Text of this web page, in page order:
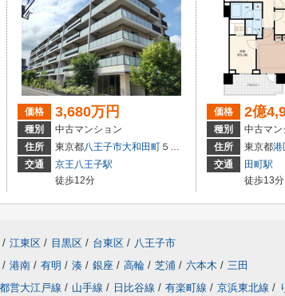
価格 3,680万円
種別
中古マンション
住所
東京都八王子市大和田町 ５丁目7ー７
交通
京王八王子駅
徒歩12分
価格 2億
種別
中古マン
住所
東京都港
交通
田町駅
徒歩13分
/ 江東区 / 目黒区 / 台東区 / 八王子市
/ 港南 / 有明 / 湊 / 銀座 / 高輪 / 芝浦 / 六本木 / 三田
都営大江戸線 / 山手線 / 日比谷線 / 有楽町線 / 京浜東北線 /